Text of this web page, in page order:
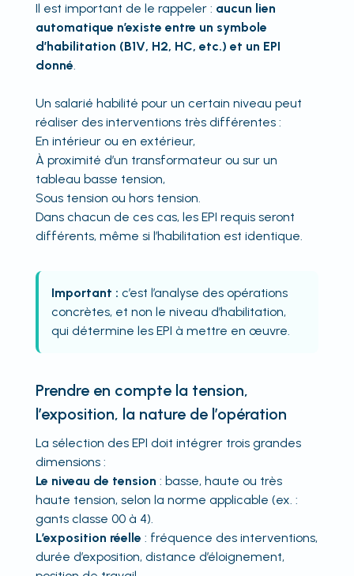
Il est important de le rappeler : aucun lien
automatique n’existe entre un symbole
d’habilitation (B1V, H2, HC, etc.) et un EPI
donné.
Un salarié habilité pour un certain niveau peut
réaliser des interventions très différentes :
En intérieur ou en extérieur,
À proximité d’un transformateur ou sur un
tableau basse tension,
Sous tension ou hors tension.
Dans chacun de ces cas, les EPI requis seront
différents, même si l’habilitation est identique.
Important : c’est l’analyse des opérations
concrètes, et non le niveau d’habilitation,
qui détermine les EPI à mettre en œuvre.
Prendre en compte la tension,
l’exposition, la nature de l’opération
La sélection des EPI doit intégrer trois grandes
dimensions :
Le niveau de tension : basse, haute ou très
haute tension, selon la norme applicable (ex. :
gants classe 00 à 4).
L’exposition réelle : fréquence des interventions,
durée d’exposition, distance d’éloignement,